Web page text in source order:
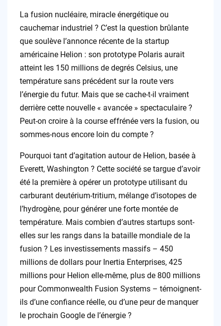
La fusion nucléaire, miracle énergétique ou
cauchemar industriel ? C’est la question brûlante
que soulève l’annonce récente de la startup
américaine Helion : son prototype Polaris aurait
atteint les 150 millions de degrés Celsius, une
température sans précédent sur la route vers
l’énergie du futur. Mais que se cache-t-il vraiment
derrière cette nouvelle « avancée » spectaculaire ?
Peut-on croire à la course effrénée vers la fusion, ou
sommes-nous encore loin du compte ?
Pourquoi tant d’agitation autour de Helion, basée à
Everett, Washington ? Cette société se targue d’avoir
été la première à opérer un prototype utilisant du
carburant deutérium-tritium, mélange d’isotopes de
l’hydrogène, pour générer une forte montée de
température. Mais combien d’autres startups sont-
elles sur les rangs dans la bataille mondiale de la
fusion ? Les investissements massifs – 450
millions de dollars pour Inertia Enterprises, 425
millions pour Helion elle-même, plus de 800 millions
pour Commonwealth Fusion Systems – témoignent-
ils d’une confiance réelle, ou d’une peur de manquer
le prochain Google de l’énergie ?